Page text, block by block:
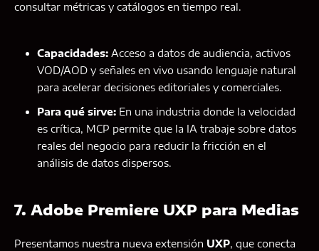
consultar métricas y catálogos en tiempo real.
Capacidades: Acceso a datos de audiencia, activos
VOD/AOD y señales en vivo usando lenguaje natural
para acelerar decisiones editoriales y comerciales.
Para qué sirve: En una industria donde la velocidad
es crítica, MCP permite que la IA trabaje sobre datos
reales del negocio para reducir la fricción en el
análisis de datos dispersos.
7. Adobe Premiere UXP para Medias
Presentamos nuestra nueva extensión UXP, que conecta